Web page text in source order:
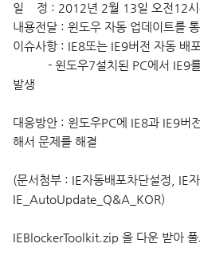
일 정 : 2012년 2월 13일 오전12시
내용전달 : 윈도우 자동 업데이트를
이슈사항 : IE8또는 IE9버전 자동 배
- 윈도우7설치된 PC에서 IE9를
발생
대응방안 : 윈도우PC에 IE8과 IE9버
해서 문제를 해결
(문서첨부 : IE자동배포차단설정, IE
IE_AutoUpdate_Q&A_KOR)
IEBlockerToolkit.zip 을 다운 받아